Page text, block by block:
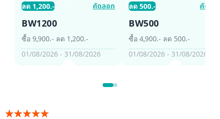
ลด 1,200.- คัดลอก
BW1200
ซื้อ 9,900.- ลด 1,200.-
01/08/2026 - 31/08/2026
ลด 500.- คัดลอ
BW500
ซื้อ 4,900.- ลด 500.-
01/08/2026 - 31/08/2026
อันดับ: